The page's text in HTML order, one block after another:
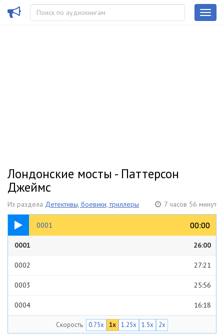
Лондонские мосты - Паттерсон
Джеймс
Из раздела Детективы, боевики, триллеры 7 часов 56 минут
0001 00:00
00:00
26:00
0001 26:00
0002 27:21
0003 25:56
0004 16:18
Скорость 0.75x 1x 1.25x 1.5x 2x